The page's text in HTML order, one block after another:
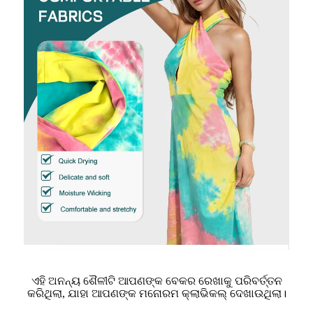
ଏହି ଅନନ୍ୟ ଶୈଳୀଟି ଆପଣଙ୍କ ବେକର ରେଖାକୁ ପରିବର୍ତ୍ତନ
କରିଥିଲା, ଯାହା ଆପଣଙ୍କ ମନୋରମ କ୍ଲାଭିକଲ୍ ଦେଖାଉଥିଲା।